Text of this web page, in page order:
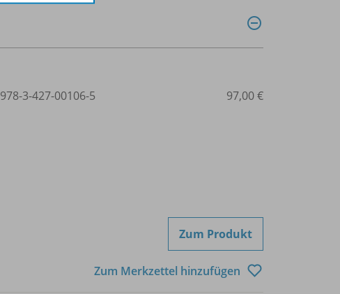
978-3-427-00106-5 97,00 €
Zum Produkt
Zum Merkzettel hinzufügen